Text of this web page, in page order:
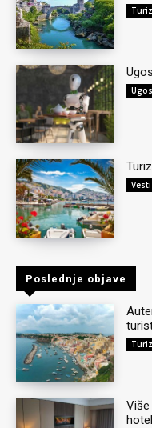
Vesti
Poslednje objave